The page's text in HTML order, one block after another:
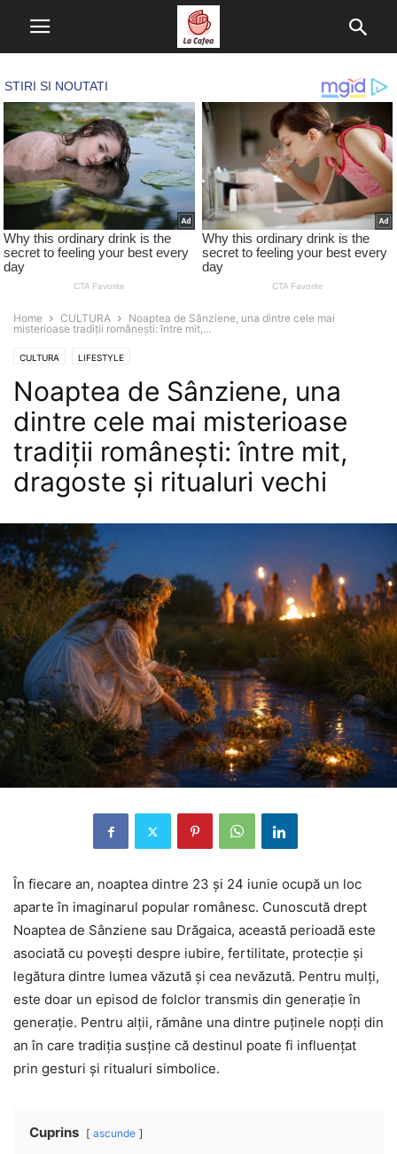
Home CULTURA
Noaptea de Sânziene, una dintre cele mai
misterioase tradiții românești: între mit,...
CULTURA LIFESTYLE
Noaptea de Sânziene, una
dintre cele mai misterioase
tradiții românești: între mit,
dragoste și ritualuri vechi
În fiecare an, noaptea dintre 23 și 24 iunie ocupă un loc
aparte în imaginarul popular românesc. Cunoscută drept
Noaptea de Sânziene sau Drăgaica, această perioadă este
asociată cu povești despre iubire, fertilitate, protecție și
legătura dintre lumea văzută și cea nevăzută. Pentru mulți,
este doar un episod de folclor transmis din generație în
generație. Pentru alții, rămâne una dintre puținele nopți din
an în care tradiția susține că destinul poate fi influențat
prin gesturi și ritualuri simbolice.
Cuprins ascunde